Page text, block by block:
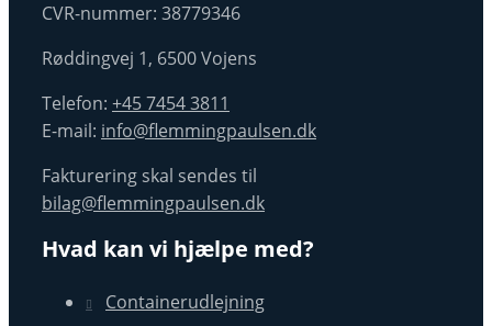
CVR-nummer: 38779346
Røddingvej 1, ​6500 Voje​ns
Telefon: +45 7454 3811
E-mail: info@flemmingpaulsen.dk
Fakturering skal sendes til
bilag@flemmingpaulsen.dk
Hvad kan vi hjælpe med?
Containerudlejning